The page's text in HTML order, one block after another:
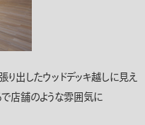
り出したウッドデッキ越しに見え
店舗のような雰囲気に